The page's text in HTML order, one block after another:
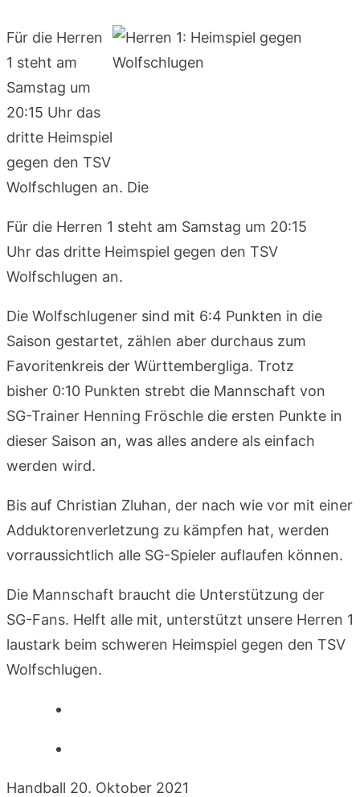
Für die Herren
1 steht am
Samstag um
20:15 Uhr das
dritte Heimspiel
gegen den TSV
Wolfschlugen an. Die
Für die Herren 1 steht am Samstag um 20:15
Uhr das dritte Heimspiel gegen den TSV
Wolfschlugen an.
Die Wolfschlugener sind mit 6:4 Punkten in die
Saison gestartet, zählen aber durchaus zum
Favoritenkreis der Württembergliga. Trotz
bisher 0:10 Punkten strebt die Mannschaft von
SG-Trainer Henning Fröschle die ersten Punkte in
dieser Saison an, was alles andere als einfach
werden wird.
Bis auf Christian Zluhan, der nach wie vor mit einer
Adduktorenverletzung zu kämpfen hat, werden
vorraussichtlich alle SG-Spieler auflaufen können.
Die Mannschaft braucht die Unterstützung der
SG-Fans. Helft alle mit, unterstützt unsere Herren 1
laustark beim schweren Heimspiel gegen den TSV
Wolfschlugen.
Handball 20. Oktober 2021